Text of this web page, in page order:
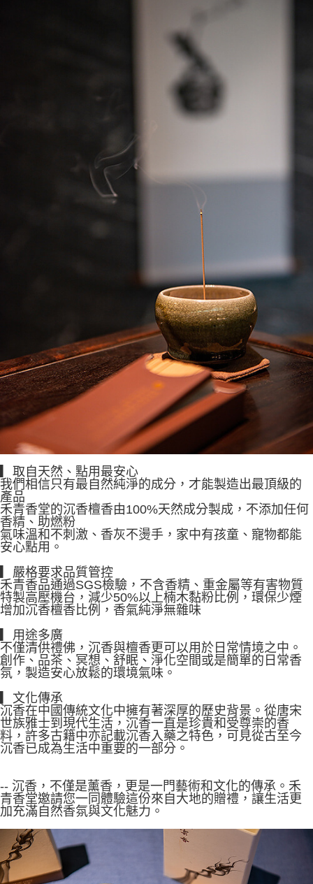
▎取自天然、點用最安心
我們相信只有最自然純淨的成分，才能製造出最頂級的
產品
禾青香堂的沉香檀香由100%天然成分製成，不添加任何
香精、助燃粉
氣味溫和不刺激、香灰不燙手，家中有孩童、寵物都能
安心點用。
▎嚴格要求品質管控
禾青香品通過SGS檢驗，不含香精、重金屬等有害物質
特製高壓機台，減少50%以上楠木黏粉比例，環保少煙
增加沉香檀香比例，香氣純淨無雜味
▎用途多廣
不僅清供禮佛，沉香與檀香更可以用於日常情境之中。
創作、品茶、冥想、舒眠、淨化空間或是簡單的日常香
氛，製造安心放鬆的環境氣味。
▎文化傳承
沉香在中國傳統文化中擁有著深厚的歷史背景。從唐宋
世族雅士到現代生活，沉香一直是珍貴和受尊崇的香
料，許多古籍中亦記載沉香入藥之特色，可見從古至今
沉香已成為生活中重要的一部分。
-- 沉香，不僅是薰香，更是一門藝術和文化的傳承。禾
青香堂邀請您一同體驗這份來自大地的贈禮，讓生活更
加充滿自然香氛與文化魅力。